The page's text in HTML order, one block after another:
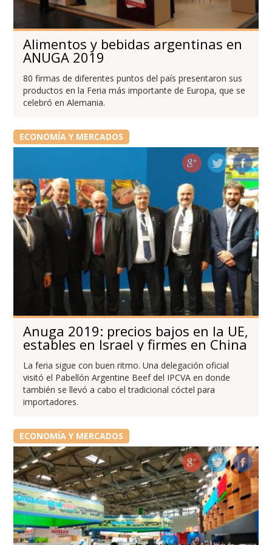
Alimentos y bebidas argentinas en
ANUGA 2019
80 firmas de diferentes puntos del país presentaron sus
productos en la Feria más importante de Europa, que se
celebró en Alemania.
ECONOMÍA Y MERCADOS
Anuga 2019: precios bajos en la UE,
estables en Israel y firmes en China
La feria sigue con buen ritmo. Una delegación oficial
visitó el Pabellón Argentine Beef del IPCVA en donde
también se llevó a cabo el tradicional cóctel para
importadores.
ECONOMÍA Y MERCADOS